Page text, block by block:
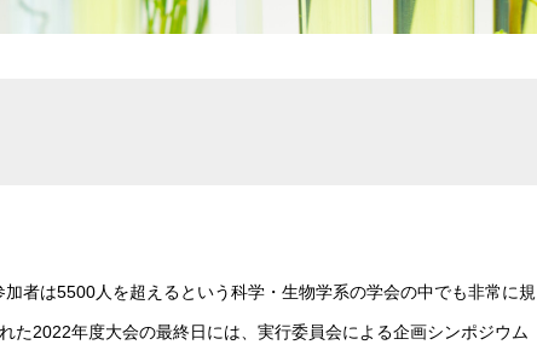
者は5500人を超えるという科学・生物学系の学会の中でも非常に規
2022年度大会の最終日には、実行委員会による企画シンポジウム